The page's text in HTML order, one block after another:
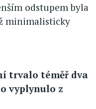
odstupem byla
minimalisticky
trvalo téměř dva
vyplynulo z